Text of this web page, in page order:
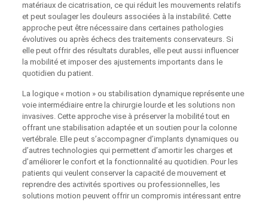
matériaux de cicatrisation, ce qui réduit les mouvements relatifs
et peut soulager les douleurs associées à la instabilité. Cette
approche peut être nécessaire dans certaines pathologies
évolutives ou après échecs des traitements conservateurs. Si
elle peut offrir des résultats durables, elle peut aussi influencer
la mobilité et imposer des ajustements importants dans le
quotidien du patient.
La logique « motion » ou stabilisation dynamique représente une
voie intermédiaire entre la chirurgie lourde et les solutions non
invasives. Cette approche vise à préserver la mobilité tout en
offrant une stabilisation adaptée et un soutien pour la colonne
vertébrale. Elle peut s’accompagner d’implants dynamiques ou
d’autres technologies qui permettent d’amortir les charges et
d’améliorer le confort et la fonctionnalité au quotidien. Pour les
patients qui veulent conserver la capacité de mouvement et
reprendre des activités sportives ou professionnelles, les
solutions motion peuvent offrir un compromis intéressant entre